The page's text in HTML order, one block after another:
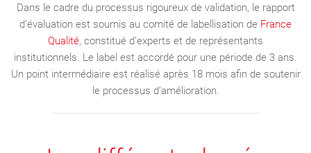
Dans le cadre du processus rigoureux de validation, le rapport
d’évaluation est soumis au comité de labellisation de France
Qualité, constitué d’experts et de représentants
institutionnels. Le label est accordé pour une période de 3 ans.
Un point intermédiaire est réalisé après 18 mois afin de soutenir
le processus d’amélioration.